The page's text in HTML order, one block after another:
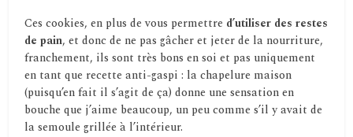
Ces cookies, en plus de vous permettre d’utiliser des restes
de pain, et donc de ne pas gâcher et jeter de la nourriture,
franchement, ils sont très bons en soi et pas uniquement
en tant que recette anti-gaspi : la chapelure maison
(puisqu’en fait il s’agit de ça) donne une sensation en
bouche que j’aime beaucoup, un peu comme s’il y avait de
la semoule grillée à l’intérieur.